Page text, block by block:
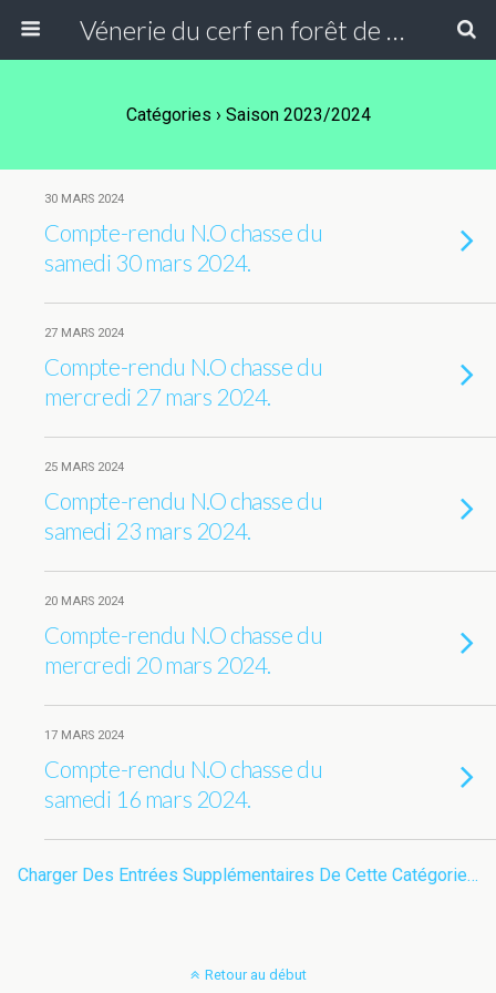
Vénerie du cerf en forêt de Compiègne
Catégories › Saison 2023/2024
30 MARS 2024
Compte-rendu N.O chasse du
samedi 30 mars 2024.
27 MARS 2024
Compte-rendu N.O chasse du
mercredi 27 mars 2024.
25 MARS 2024
Compte-rendu N.O chasse du
samedi 23 mars 2024.
20 MARS 2024
Compte-rendu N.O chasse du
mercredi 20 mars 2024.
17 MARS 2024
Compte-rendu N.O chasse du
samedi 16 mars 2024.
Charger Des Entrées Supplémentaires De Cette Catégorie…
Retour au début